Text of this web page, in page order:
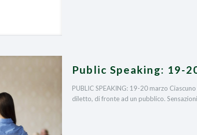
Public Speaking: 19-
PUBLIC SPEAKING: 19-20 marzo
diletto, di fronte ad un pubblico.